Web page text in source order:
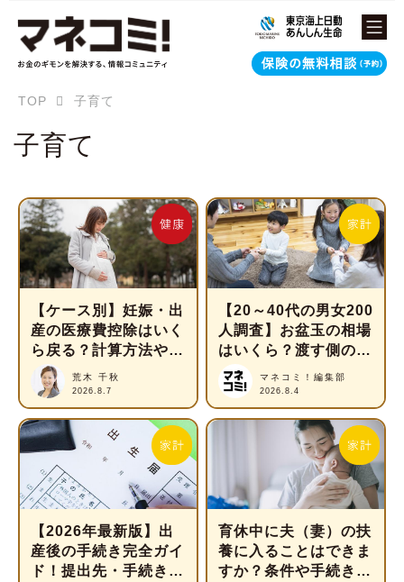
TOP 子育て
子育て
【ケース別】妊娠・出
産の医療費控除はいく
ら戻る？計算方法や対
象費用を解説
荒木 千秋
2026.8.7
【20～40代の男女200
人調査】お盆玉の相場
はいくら？渡す側の本
音とは？マネコミ！編集部
2026.8.4
【2026年最新版】出
産後の手続き完全ガイ
ド！提出先・手続き期
育休中に夫（妻）の扶
養に入ることはできま
すか？条件や手続きを